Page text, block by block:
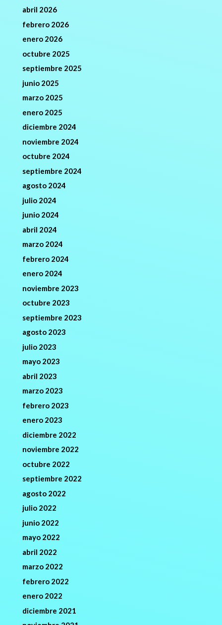
abril 2026
febrero 2026
enero 2026
octubre 2025
septiembre 2025
junio 2025
marzo 2025
enero 2025
diciembre 2024
noviembre 2024
octubre 2024
septiembre 2024
agosto 2024
julio 2024
junio 2024
abril 2024
marzo 2024
febrero 2024
enero 2024
noviembre 2023
octubre 2023
septiembre 2023
agosto 2023
julio 2023
mayo 2023
abril 2023
marzo 2023
febrero 2023
enero 2023
diciembre 2022
noviembre 2022
octubre 2022
septiembre 2022
agosto 2022
julio 2022
junio 2022
mayo 2022
abril 2022
marzo 2022
febrero 2022
enero 2022
diciembre 2021